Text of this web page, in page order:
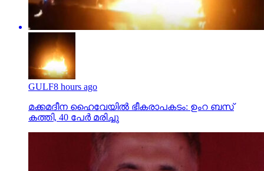
GULF8 hours ago
മക്കമദീന ഹൈവേയില്‍ ഭീകരാപകടം: ഉംറ ബസ്
കത്തി, 40 പേര്‍ മരിച്ചു